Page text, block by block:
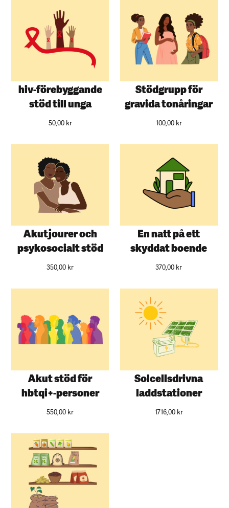
hiv-förebyggande
stöd till unga
50,00 kr
Stödgrupp för
gravida tonåringar
100,00 kr
Akutjourer och
psykosocialt stöd
350,00 kr
En natt på ett
skyddat boende
370,00 kr
Akut stöd för
hbtqi+-personer
550,00 kr
Solcellsdrivna
laddstationer
1716,00 kr